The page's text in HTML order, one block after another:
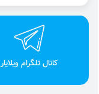
کانال تلگرام ویلایار